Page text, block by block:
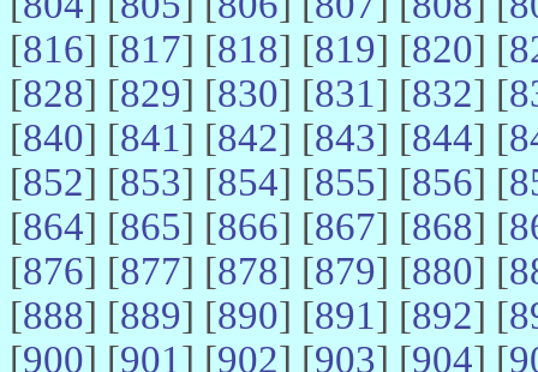
[816] [817] [818] [819] [820] [
[828] [829] [830] [831] [832] [
[840] [841] [842] [843] [844] [
[852] [853] [854] [855] [856] [
[864] [865] [866] [867] [868] [
[876] [877] [878] [879] [880] [
[888] [889] [890] [891] [892] [
[900] [901] [902] [903] [904] [